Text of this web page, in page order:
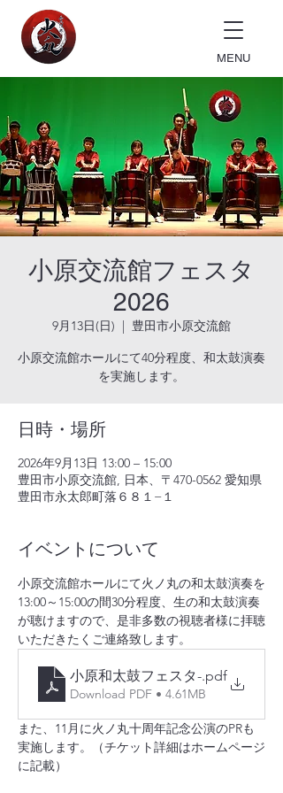
MENU
小原交流館フェスタ
2026
9月13日(日)
  |
豊田市小原交流館
小原交流館ホールにて40分程度、和太鼓演奏
を実施します。
日時・場所
2026年9月13日 13:00 – 15:00
豊田市小原交流館, 日本、〒470-0562 愛知県
豊田市永太郎町落６８１−１
イベントについて
小原交流館ホールにて火ノ丸の和太鼓演奏を
13:00～15:00の間30分程度、生の和太鼓演奏
が聴けますので、是非多数の視聴者様に拝聴
いただきたくご連絡致します。
小原和太鼓フェスタ-.pdf
Download PDF • 4.61MB
また、11月に火ノ丸十周年記念公演のPRも
実施します。（チケット詳細はホームページ
に記載）